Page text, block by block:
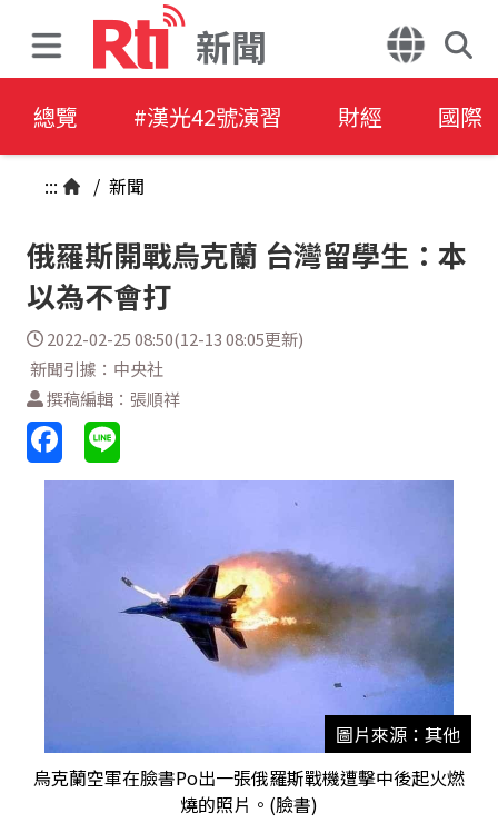
新聞
總覽 #漢光42號演習 財經 國際
::: / 新聞
俄羅斯開戰烏克蘭 台灣留學生：本
以為不會打
2022-02-25 08:50(12-13 08:05更新)
新聞引據：中央社
撰稿編輯：張順祥
圖片來源：其他
烏克蘭空軍在臉書Po出一張俄羅斯戰機遭擊中後起火燃
燒的照片。(臉書)